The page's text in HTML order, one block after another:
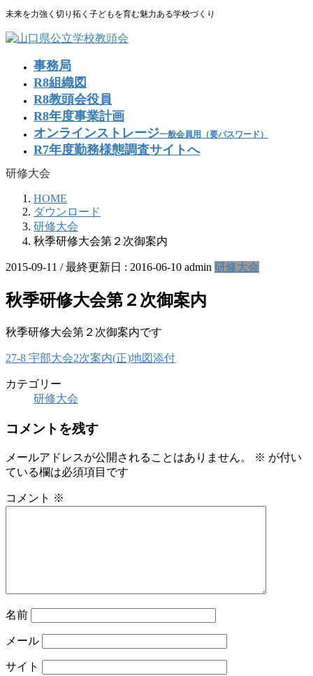
コ
ン
テ
ナ
ビ
ゲ
未来を力強く切り拓く子どもを育む魅力ある学校づくり
事務局
R8組織図
R8教頭会役員
R8年度事業計画
オンラインストレージ一般会員用（要パスワード）
R7年度勤務様態調査サイトへ
研修大会
HOME
ダウンロード
研修大会
秋季研修大会第２次御案内
2015-09-11 / 最終更新日 : 2016-06-10 admin 研修大会
秋季研修大会第２次御案内
秋季研修大会第２次御案内です
27-8 宇部大会2次案内(正)地図添付
カテゴリー
研修大会
コメントを残す
メールアドレスが公開されることはありません。 ※ が付い
ている欄は必須項目です
コメント ※
名前
メール
サイト